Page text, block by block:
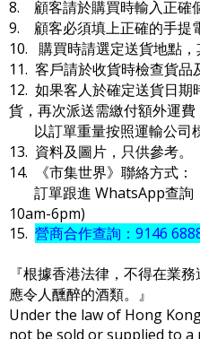
8. 顧客請於購買時輸入正確
9. 顧客必須填上正確的手提
10. 購買時請選定送貨地點，
11. 客戶請於收貨時檢查貨品
12. 如果客人於確定送貨日期
貨，再次派送需繳付額外運費
以訂單重量按照運輸公司
13. 資料及圖片，只供參考。
14. 《市集世界》聯絡方式：
訂單跟進 WhatsApp查詢
10am-6pm)
15. 營商合作查詢：9146
『根據香港法律，不得在業
應令人醺醉的酒類。』
Under the law of Hong
not be sold or supplied to